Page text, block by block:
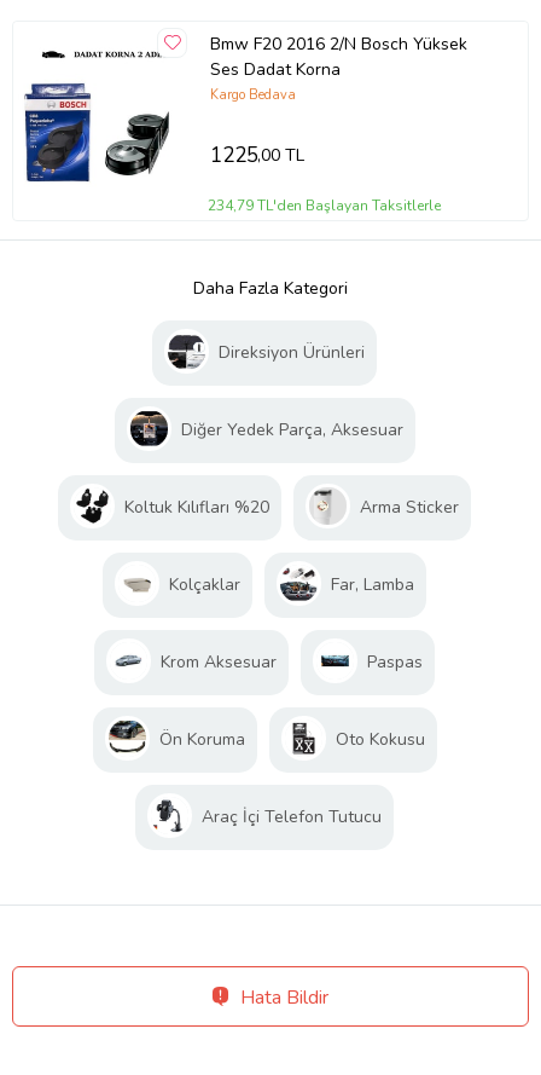
Bmw F20 2016 2/N Bosch Yüksek
Ses Dadat Korna
Kargo Bedava
1225,00 TL
234,79 TL'den Başlayan Taksitlerle
Daha Fazla Kategori
Direksiyon Ürünleri
Diğer Yedek Parça, Aksesuar
Koltuk Kılıfları %20 Arma Sticker
Kolçaklar Far, Lamba
Krom Aksesuar Paspas
Ön Koruma Oto Kokusu
Araç İçi Telefon Tutucu
Hata Bildir